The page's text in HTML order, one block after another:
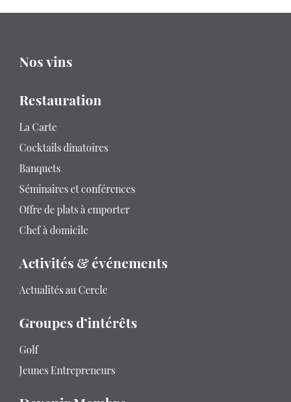
Nos vins
Restauration
La Carte
Cocktails dînatoires
Banquets
Séminaires et conférences
Offre de plats à emporter
Chef à domicile
Activités & événements
Actualités au Cercle
Groupes d’intérêts
Golf
Jeunes Entrepreneurs